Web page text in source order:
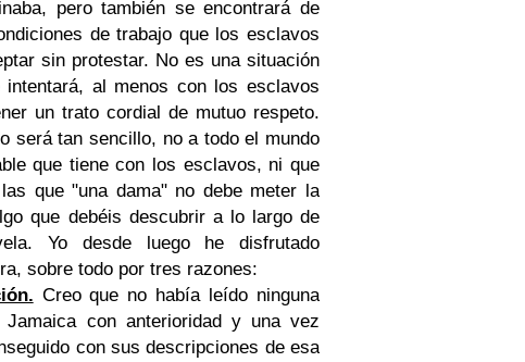
pero también se encontrará de
de trabajo que los esclavos
sin protestar. No es una situación
al menos con los esclavos
un trato cordial de mutuo respeto.
será tan sencillo, no a todo el mundo
que tiene con los esclavos, ni que
que "una dama" no debe meter la
que debéis descubrir a lo largo de
Yo desde luego he disfrutado
sobre todo por tres razones:
Creo que no había leído ninguna
Jamaica con anterioridad y una vez
con sus descripciones de esa